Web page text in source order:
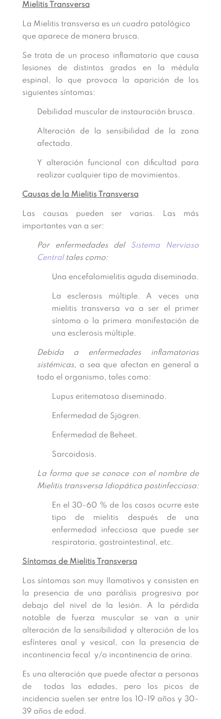
Mielitis Transversa
La Mielitis transversa es un cuadro patológico
que aparece de manera brusca.
Se trata de un proceso inflamatorio que causa
lesiones de distintos grados en la médula
espinal, lo que provoca la aparición de los
siguientes síntomas:
Debilidad muscular de instauración brusca.
Alteración de la sensibilidad de la zona
afectada.
Y alteración funcional con dificultad para
realizar cualquier tipo de movimientos.
Causas de la Mielitis Transversa
Las causas pueden ser varias. Las más
importantes van a ser:
Por enfermedades del Sistema Nervioso
Centraltales como:
Una encefalomielitis aguda diseminada.
La esclerosis múltiple. A veces una
mielitis transversa va a ser el primer
síntoma o la primera manifestación de
una esclerosis múltiple.
Debida a enfermedades inflamatorias
sistémicas, o sea que afectan en general a
todo el organismo, tales como:
Lupus eritematoso diseminado.
Enfermedad de Sjögren.
Enfermedad de Beheet.
Sarcoidosis.
La forma que se conoce con el nombre de
Mielitis transversa Idiopática postinfecciosa:
En el 30-60 % de los casos ocurre este
tipo de mielitis después de una
enfermedad infecciosa que puede ser
respiratoria, gastrointestinal, etc.
Síntomas de Mielitis Transversa
Los síntomas son muy llamativos y consisten en
la presencia de una parálisis progresiva por
debajo del nivel de la lesión. A la pérdida
notable de fuerza muscular se van a unir
alteración de la sensibilidad y alteración de los
esfínteres anal y vesical, con la presencia de
incontinencia fecal y/o incontinencia de orina.
Es una alteración que puede afectar a personas
de todas las edades, pero los picos de
incidencia suelen ser entre los 10-19 años y 30-
39 años de edad.